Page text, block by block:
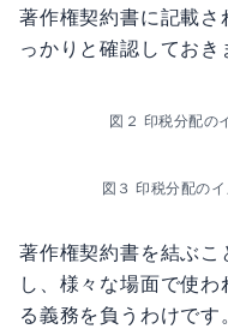
著作権契約書に記載
っかりと確認しておき
図２ 印税分配の
図３ 印税分配の
著作権契約書を結ぶ
し、様々な場面で使
る義務を負うわけです。